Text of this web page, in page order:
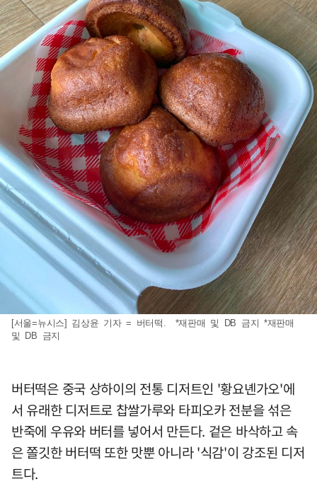
[서울=뉴시스] 김상윤 기자 = 버터떡. *재판매 및 DB 금지 *재판매
및 DB 금지
버터떡은 중국 상하이의 전통 디저트인 '황요녠가오'에
서 유래한 디저트로 찹쌀가루와 타피오카 전분을 섞은
반죽에 우유와 버터를 넣어서 만든다. 겉은 바삭하고 속
은 쫄깃한 버터떡 또한 맛뿐 아니라 '식감'이 강조된 디저
트다.